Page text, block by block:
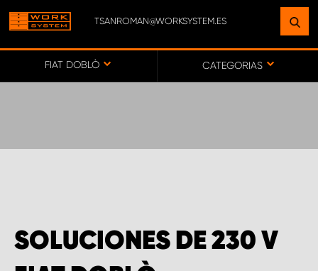
TSANROMAN@WORKSYSTEM.ES
FIAT DOBLÒ CATEGORIAS
SOLUCIONES DE 230 V
ENCUENTRE UNA INSTALACIÓN
CERCA DE USTED